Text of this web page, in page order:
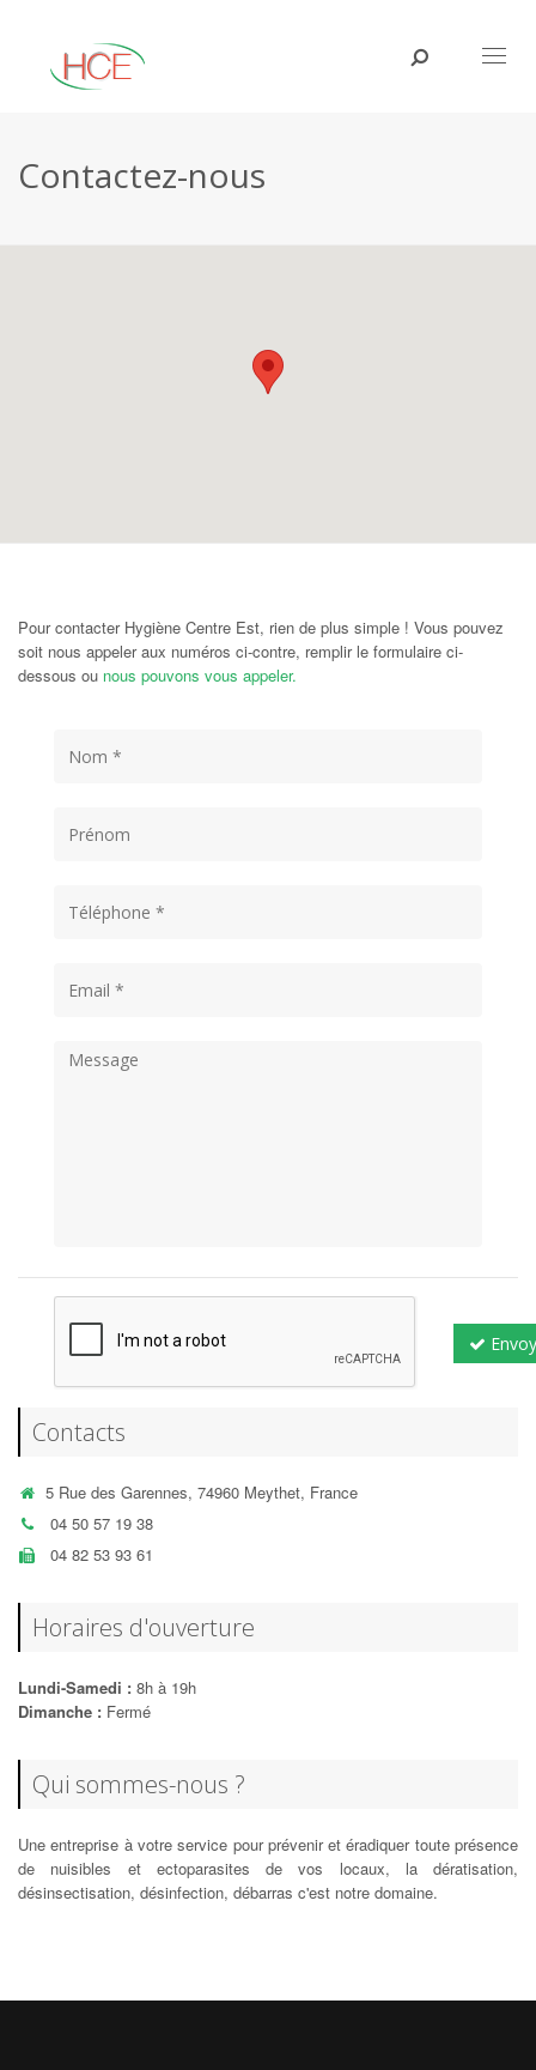
Contactez-nous
Pour contacter Hygiène Centre Est, rien de plus simple ! Vous pouvez
soit nous appeler aux numéros ci-contre, remplir le formulaire ci-
dessous ou nous pouvons vous appeler.
Contacts
5 Rue des Garennes, 74960 Meythet, France
04 50 57 19 38
04 82 53 93 61
Horaires d'ouverture
Lundi-Samedi : 8h à 19h
Dimanche : Fermé
Qui sommes-nous ?
Une entreprise à votre service pour prévenir et éradiquer toute présence
de nuisibles et ectoparasites de vos locaux, la dératisation,
désinsectisation, désinfection, débarras c'est notre domaine.